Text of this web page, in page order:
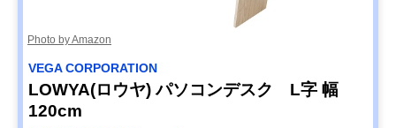
Photo by Amazon
‎VEGA CORPORATION
LOWYA(ロウヤ) パソコンデスク L字 幅
120cm